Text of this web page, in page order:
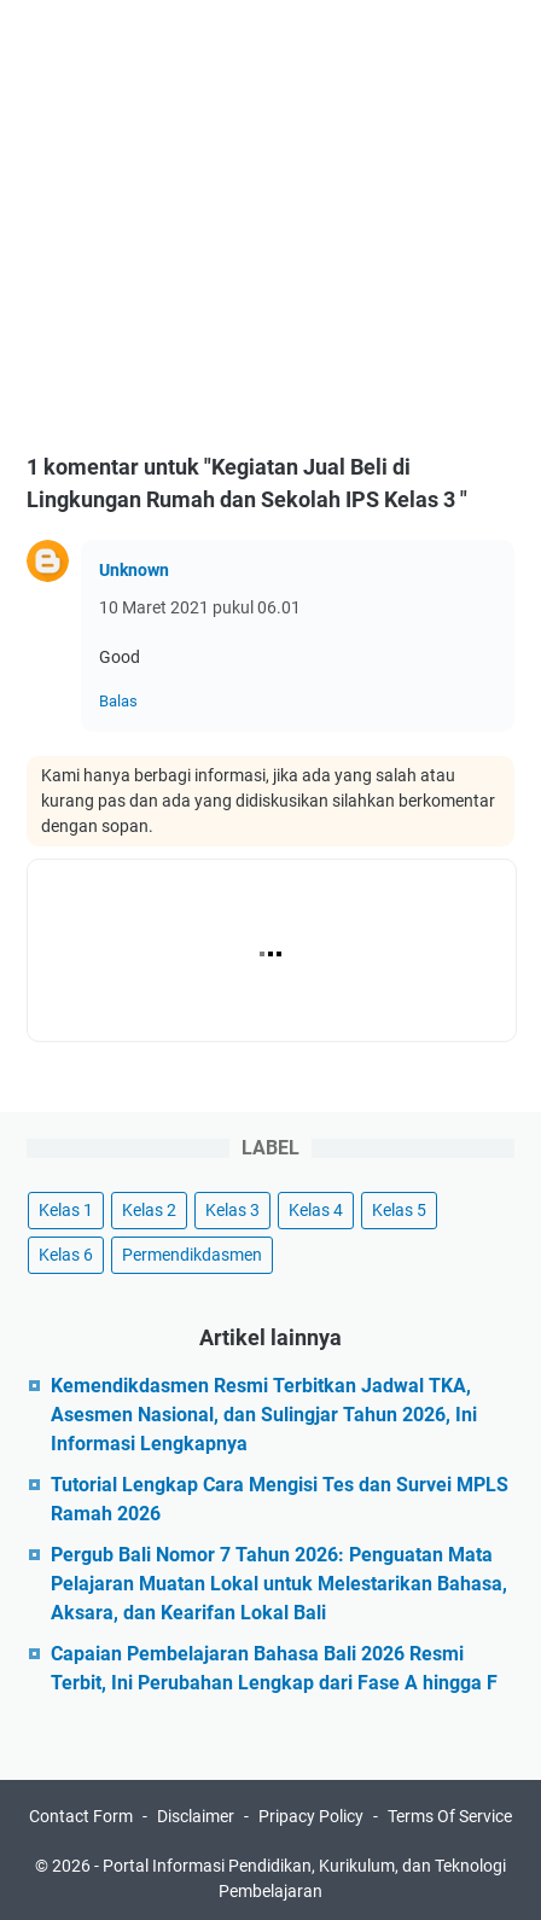
1 komentar untuk "Kegiatan Jual Beli di
Lingkungan Rumah dan Sekolah IPS Kelas 3 "
Unknown
10 Maret 2021 pukul 06.01
Good
Balas
Kami hanya berbagi informasi, jika ada yang salah atau
kurang pas dan ada yang didiskusikan silahkan berkomentar
dengan sopan.
LABEL
Kelas 1 Kelas 2 Kelas 3 Kelas 4 Kelas 5
Kelas 6 Permendikdasmen
Artikel lainnya
Kemendikdasmen Resmi Terbitkan Jadwal TKA,
Asesmen Nasional, dan Sulingjar Tahun 2026, Ini
Informasi Lengkapnya
Tutorial Lengkap Cara Mengisi Tes dan Survei MPLS
Ramah 2026
Pergub Bali Nomor 7 Tahun 2026: Penguatan Mata
Pelajaran Muatan Lokal untuk Melestarikan Bahasa,
Aksara, dan Kearifan Lokal Bali
Capaian Pembelajaran Bahasa Bali 2026 Resmi
Terbit, Ini Perubahan Lengkap dari Fase A hingga F
Contact Form Disclaimer Pripacy Policy Terms Of Service
©2026- Portal Informasi Pendidikan, Kurikulum, dan Teknologi
Pembelajaran